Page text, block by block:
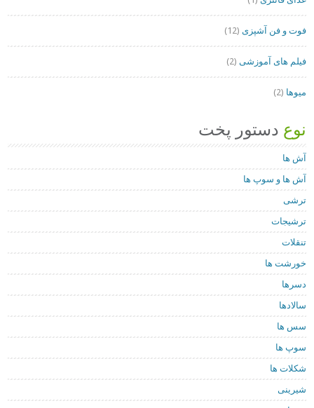
فوت و فن آشپزی (12)
فیلم های آموزشی (2)
میوها (2)
نوع دستور پخت
آش ها
آش ها و سوپ ها
ترشی
ترشیجات
تنقلات
خورشت ها
دسرها
سالادها
سس ها
سوپ ها
شکلات ها
شیرینی